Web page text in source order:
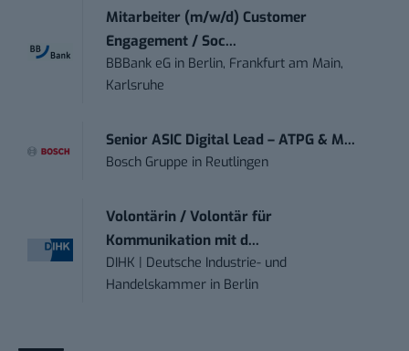
Mitarbeiter (m/w/d) Customer
Engagement / Soc...
BBBank eG in Berlin, Frankfurt am Main,
Karlsruhe
Senior ASIC Digital Lead – ATPG & M...
Bosch Gruppe in Reutlingen
Volontärin / Volontär für
Kommunikation mit d...
DIHK | Deutsche Industrie- und
Handelskammer in Berlin